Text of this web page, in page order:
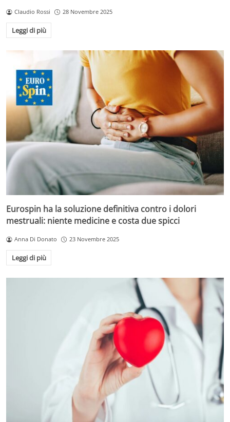
Claudio Rossi 28 Novembre 2025
Leggi di più
Eurospin ha la soluzione definitiva contro i dolori
mestruali: niente medicine e costa due spicci
Anna Di Donato 23 Novembre 2025
Leggi di più